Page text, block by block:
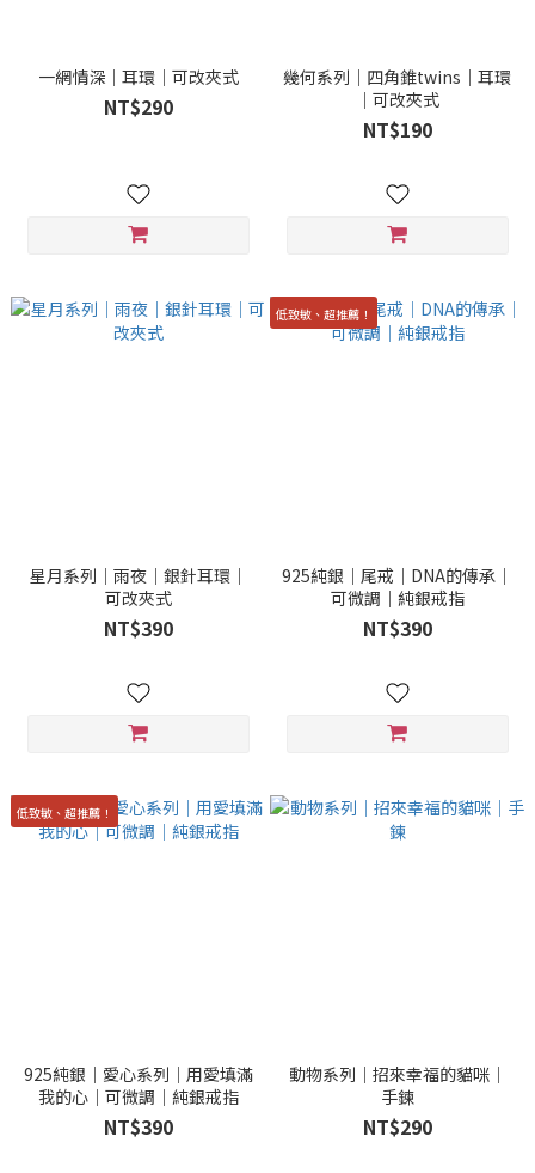
一網情深｜耳環｜可改夾式
NT$290
幾何系列｜四角錐twins｜耳環
｜可改夾式
NT$190
星月系列｜雨夜｜銀針耳環｜
可改夾式
NT$390
低致敏、超推薦！
925純銀｜尾戒｜DNA的傳承｜
可微調｜純銀戒指
NT$390
低致敏、超推薦！
925純銀｜愛心系列｜用愛填滿
我的心｜可微調｜純銀戒指
NT$390
動物系列｜招來幸福的貓咪｜
手鍊
NT$290